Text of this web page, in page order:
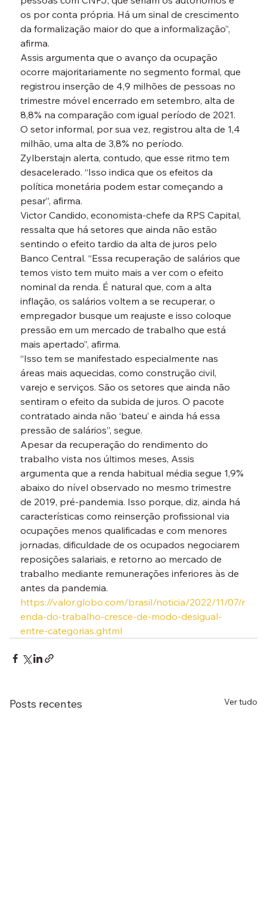
os por conta própria. Há um sinal de crescimento
da formalização maior do que a informalização”,
afirma.
Assis argumenta que o avanço da ocupação
ocorre majoritariamente no segmento formal, que
registrou inserção de 4,9 milhões de pessoas no
trimestre móvel encerrado em setembro, alta de
8,8% na comparação com igual período de 2021.
O setor informal, por sua vez, registrou alta de 1,4
milhão, uma alta de 3,8% no período.
Zylberstajn alerta, contudo, que esse ritmo tem
desacelerado. “Isso indica que os efeitos da
política monetária podem estar começando a
pesar”, afirma.
Victor Candido, economista-chefe da RPS Capital,
ressalta que há setores que ainda não estão
sentindo o efeito tardio da alta de juros pelo
Banco Central. “Essa recuperação de salários que
temos visto tem muito mais a ver com o efeito
nominal da renda. É natural que, com a alta
inflação, os salários voltem a se recuperar, o
empregador busque um reajuste e isso coloque
pressão em um mercado de trabalho que está
mais apertado”, afirma.
“Isso tem se manifestado especialmente nas
áreas mais aquecidas, como construção civil,
varejo e serviços. São os setores que ainda não
sentiram o efeito da subida de juros. O pacote
contratado ainda não ‘bateu’ e ainda há essa
pressão de salários”, segue.
Apesar da recuperação do rendimento do
trabalho vista nos últimos meses, Assis
argumenta que a renda habitual média segue 1,9%
abaixo do nível observado no mesmo trimestre
de 2019, pré-pandemia. Isso porque, diz, ainda há
características como reinserção profissional via
ocupações menos qualificadas e com menores
jornadas, dificuldade de os ocupados negociarem
reposições salariais, e retorno ao mercado de
trabalho mediante remunerações inferiores às de
antes da pandemia.
https://valor.globo.com/brasil/noticia/2022/11/07/r
enda-do-trabalho-cresce-de-modo-desigual-
entre-categorias.ghtml
Posts recentes Ver tudo